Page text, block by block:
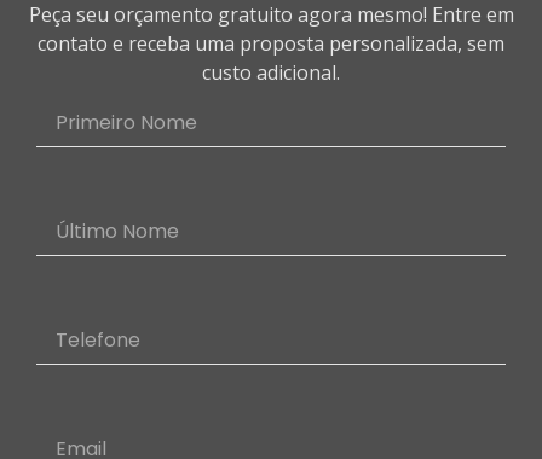
Peça seu orçamento gratuito agora mesmo! Entre em
contato e receba uma proposta personalizada, sem
custo adicional.